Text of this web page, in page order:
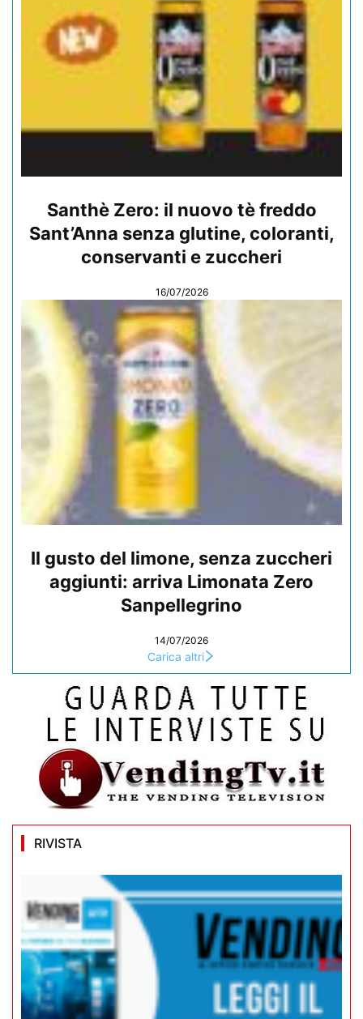
Santhè Zero: il nuovo tè freddo
Sant’Anna senza glutine, coloranti,
conservanti e zuccheri
16/07/2026
Il gusto del limone, senza zuccheri
aggiunti: arriva Limonata Zero
Sanpellegrino
14/07/2026
Carica altri
RIVISTA